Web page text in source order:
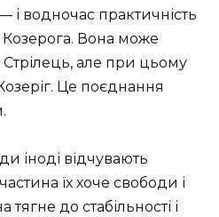
і водночас практичність
Козерога. Вона може
але при цьому
Це поєднання
іноді відчувають
їх хоче свободи і
до стабільності і